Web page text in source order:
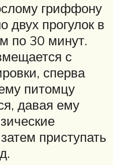
гриффону
двух прогулок в
по 30 минут.
с
сперва
питомцу
давая ему
приступать